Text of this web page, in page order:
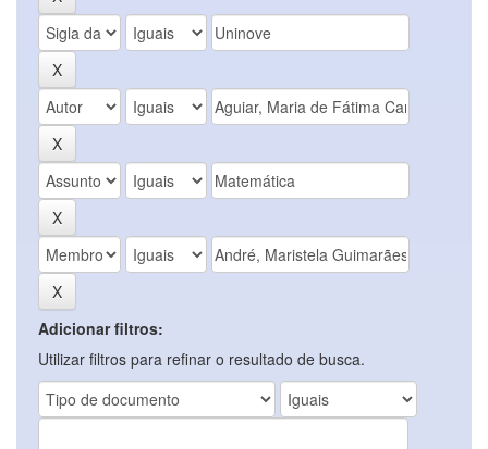
Adicionar filtros:
Utilizar filtros para refinar o resultado de busca.